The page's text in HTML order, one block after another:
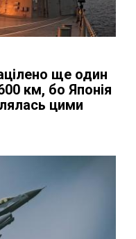
ще один
км, бо Японія
цими